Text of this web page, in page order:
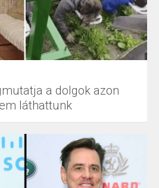
a dolgok azon
láthattunk